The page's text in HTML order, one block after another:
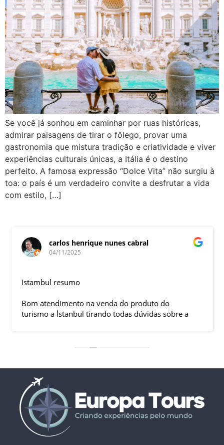
Se você já sonhou em caminhar por ruas históricas,
admirar paisagens de tirar o fôlego, provar uma
gastronomia que mistura tradição e criatividade e viver
experiências culturais únicas, a Itália é o destino
perfeito. A famosa expressão “Dolce Vita” não surgiu à
toa: o país é um verdadeiro convite a desfrutar a vida
com estilo, […]
carlos henrique nunes cabral
04/11/2025
Istambul resumo
Bom atendimento na venda do produto do
turismo a İstanbul tirando todas dúvidas sobre a
ficaram em SP trabalhando. A associação dessa
LÍDER, garantiu o sucesso da viagem que foi, lá, em
grupo formado por brasileiros e com guia Turco, Sr
Ali Faik, falando um português impecável e foi
muito disponível e atencioso. Os transfers, foram
4, todos em vans novas e os trajetos em ônibus
com pilotos tranquilos dirigindo com segurança
pelas boas estradas da Turquia. Os hotéis: Armada